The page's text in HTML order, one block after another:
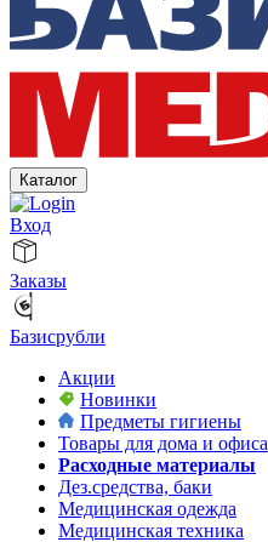
Каталог
Вход
Заказы
Базисрубли
Акции
Новинки
Предметы гигиены
Товары для дома и офиса
Расходные материалы
Дез.средства, баки
Медицинская одежда
Медицинская техника